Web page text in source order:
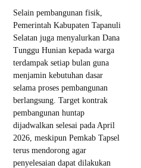
Selain pembangunan fisik,
Pemerintah Kabupaten Tapanuli
Selatan juga menyalurkan Dana
Tunggu Hunian kepada warga
terdampak setiap bulan guna
menjamin kebutuhan dasar
selama proses pembangunan
berlangsung. Target kontrak
pembangunan huntap
dijadwalkan selesai pada April
2026, meskipun Pemkab Tapsel
terus mendorong agar
penyelesaian dapat dilakukan